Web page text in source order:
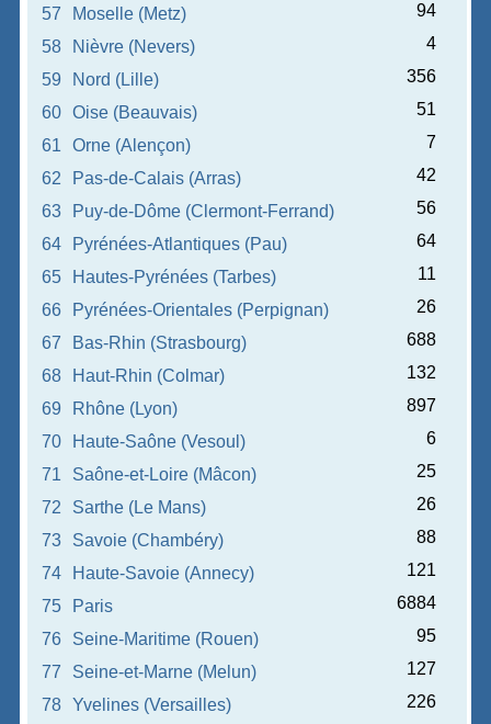
57
Moselle (Metz)
94
58
Nièvre (Nevers)
4
59
Nord (Lille)
356
60
Oise (Beauvais)
51
61
Orne (Alençon)
7
62
Pas-de-Calais (Arras)
42
63
Puy-de-Dôme (Clermont-Ferrand)
56
64
Pyrénées-Atlantiques (Pau)
64
65
Hautes-Pyrénées (Tarbes)
11
66
Pyrénées-Orientales (Perpignan)
26
67
Bas-Rhin (Strasbourg)
688
68
Haut-Rhin (Colmar)
132
69
Rhône (Lyon)
897
70
Haute-Saône (Vesoul)
6
71
Saône-et-Loire (Mâcon)
25
72
Sarthe (Le Mans)
26
73
Savoie (Chambéry)
88
74
Haute-Savoie (Annecy)
121
75
Paris
6884
76
Seine-Maritime (Rouen)
95
77
Seine-et-Marne (Melun)
127
78
Yvelines (Versailles)
226